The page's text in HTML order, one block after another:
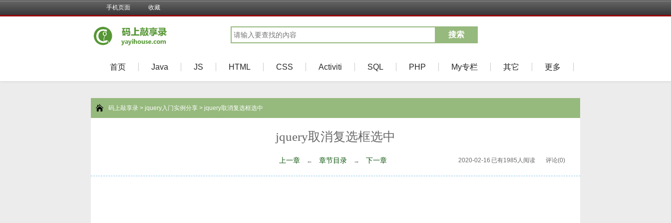
手机页面 收藏
搜索
首页 Java JS HTML CSS Activiti SQL PHP My专栏 其它 更多
码上敲享录 > jquery入门实例分享 > jquery取消复选框选中
jquery取消复选框选中
上一章 ← 章节目录 → 下一章 2020-02-16 已有1985人阅读 评论(0)